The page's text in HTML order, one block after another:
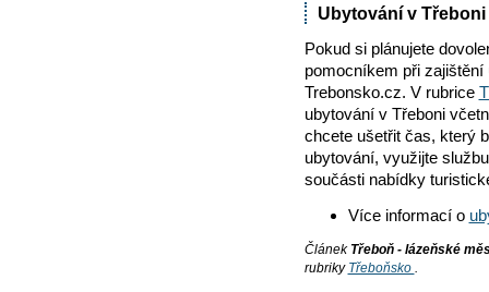
Ubytování v Třeboni
Pokud si plánujete
pomocníkem při
Trebonsko.cz. V rubrice
ubytování v Třeboni
chcete ušetřit čas, který
ubytování, využijte
součásti nabídky
Více informací o
Článek Třeboň - lázeňské
rubriky Třeboňsko